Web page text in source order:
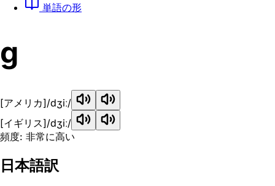
単語の形
g
[アメリカ]/dʒiː/
[イギリス]/dʒiː/
頻度: 非常に高い
日本語訳